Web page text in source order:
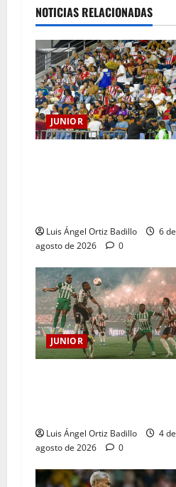
NOTICIAS RELACIONADAS
JUNIOR
Luis Ángel Ortiz Badillo
6 de
agosto de 2026
0
JUNIOR
Luis Ángel Ortiz Badillo
4 de
agosto de 2026
0